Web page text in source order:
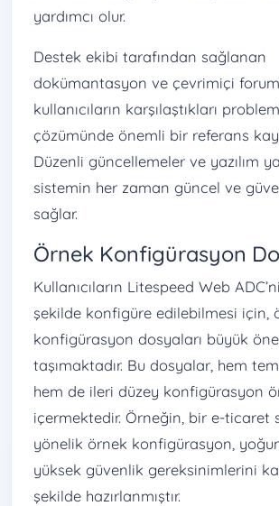
yardımcı olur.
Destek ekibi tarafından sağlanan
dokümantasyon ve çevrimiçi
kullanıcıların karşılaştıkları
çözümünde önemli bir referans
Düzenli güncellemeler ve yazılım
sistemin her zaman güncel ve
sağlar.
Örnek Konfigürasyon
Kullanıcıların Litespeed Web
şekilde konfigüre edilebilmesi için,
konfigürasyon dosyaları büyük
taşımaktadır. Bu dosyalar, hem
hem de ileri düzey konfigürasyon
içermektedir. Örneğin, bir e-ticaret
yönelik örnek konfigürasyon,
yüksek güvenlik gereksinimlerini
şekilde hazırlanmıştır.